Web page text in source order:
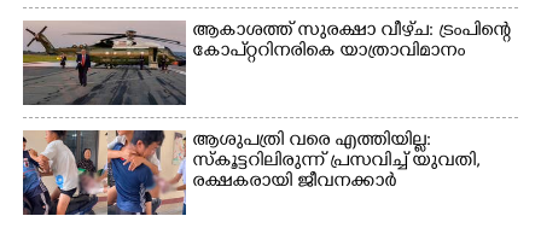
ആകാശത്ത് സുരക്ഷാ വീഴ്‌ച: ട്രംപിന്റെ
കോ‌പ്‌റ്ററിനരികെ യാത്രാവിമാനം
ആശുപത്രി വരെ എത്തിയില്ല:
സ്കൂട്ടറിലിരുന്ന് പ്രസവിച്ച് യുവതി,
രക്ഷകരായി ജീവനക്കാർ